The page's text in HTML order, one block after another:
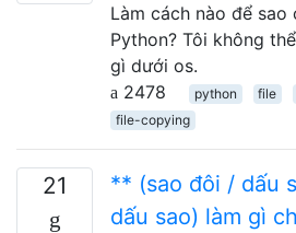
Làm cách nào để
Python? Tôi không
gì dưới os.
2478
python file
file-copying
21
** (sao đôi / dấu
dấu sao) làm gì